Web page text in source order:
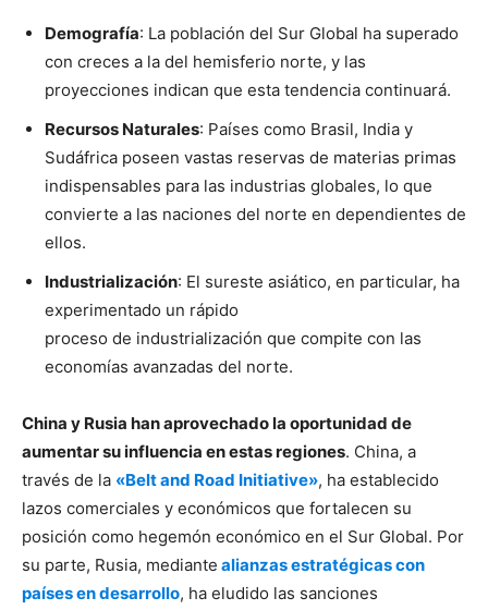
Demografía: La población del Sur Global ha superado
con creces a la del hemisferio norte, y las
proyecciones indican que esta tendencia continuará.
Recursos Naturales: Países como Brasil, India y
Sudáfrica poseen vastas reservas de materias primas
indispensables para las industrias globales, lo que
convierte a las naciones del norte en dependientes de
ellos.
Industrialización: El sureste asiático, en particular, ha
experimentado un rápido
proceso de industrialización que compite con las
economías avanzadas del norte.
China y Rusia han aprovechado la oportunidad de
aumentar su influencia en estas regiones. China, a
través de la «Belt and Road Initiative», ha establecido
lazos comerciales y económicos que fortalecen su
posición como hegemón económico en el Sur Global. Por
su parte, Rusia, mediante alianzas estratégicas con
países en desarrollo, ha eludido las sanciones